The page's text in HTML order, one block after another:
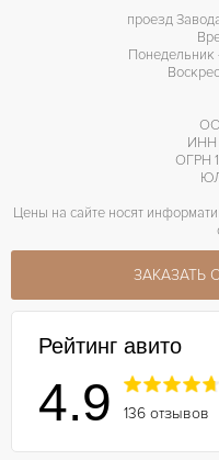
проезд
Понедельник
ИНН
ОГРН
Цены на сайте носят
ЗАКАЗАТЬ
Рейтинг авито
4.9 136 отзывов